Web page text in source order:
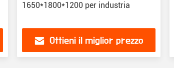
1650*1800*1200 per industria
Ottieni il miglior prezzo